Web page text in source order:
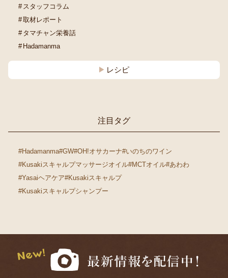
スタッフコラム
取材レポート
タマチャン栄養話
Hadamanma
レシピ
注目タグ
#Hadamanma#GW#OH!オサカーナ#いのちのワイン
#Kusakiスキャルプマッサージオイル#MCTオイル#あわわ
#Yasaiヘアケア#Kusakiスキャルプ
#Kusakiスキャルプシャンプー